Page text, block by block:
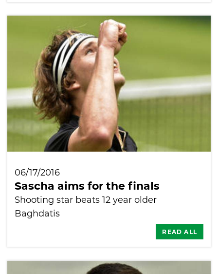
06/17/2016
Sascha aims for the finals
Shooting star beats 12 year older
Baghdatis
READ ALL